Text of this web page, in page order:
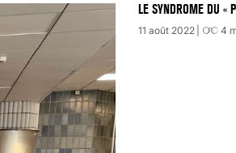
LE SYNDROME DU «
11 août 2022 4